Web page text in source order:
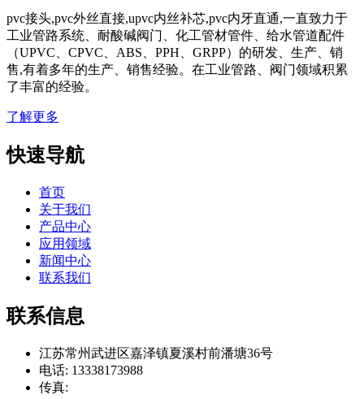
pvc接头,pvc外丝直接,upvc内丝补芯,pvc内牙直通,一直致力于
工业管路系统、耐酸碱阀门、化工管材管件、给水管道配件
（UPVC、CPVC、ABS、PPH、GRPP）的研发、生产、销
售,有着多年的生产、销售经验。在工业管路、阀门领域积累
了丰富的经验。
了解更多
快速导航
首页
关于我们
产品中心
应用领域
新闻中心
联系我们
联系信息
江苏常州武进区嘉泽镇夏溪村前潘塘36号
电话: 13338173988
传真: